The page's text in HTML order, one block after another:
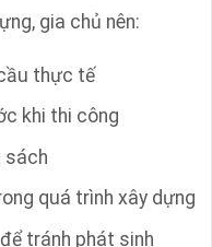
gia chủ nên:
thực tế
khi thi công
sách
quá trình xây dựng
tránh phát sinh